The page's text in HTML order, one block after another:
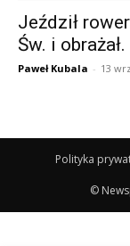
Jeździł
Św. i
Paweł Kubala - 13
Polityka
©